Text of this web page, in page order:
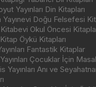
Yayınları Din Kitapları
Yayınevi Doğu Felsefesi
Okul Öncesi
Öykü Kitapları
Fantastik Kitaplar
Çocuklar İçin
Yayınları Anı ve